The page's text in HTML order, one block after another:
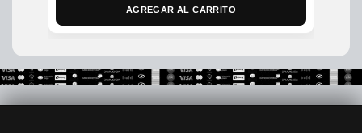
is:
AGREGAR AL CARRITO